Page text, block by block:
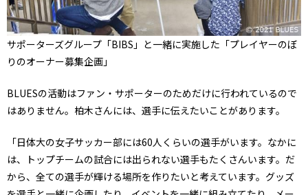
サポーターズグループ「BIBS」と一緒に実施した「プレイヤーのぼ
りのオーナー募集企画」
BLUESの活動はファン・サポーターのためだけに行われているので
はありません。柏木さんには、選手に伝えたいことがあります。
「日体大の女子サッカー部には60人くらいの選手がいます。なかに
は、トップチームの試合には出られない選手もたくさんいます。だ
から、全ての選手が輝ける場所を作りたいと考えています。グッズ